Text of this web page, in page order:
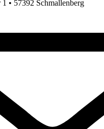
• 57392 Schmallenberg